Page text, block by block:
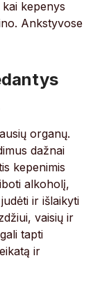
kepenys
Ankstyvose
organų.
dažnai
kepenimis
alkoholį,
ir išlaikyti
vaisių ir
tapti
ir